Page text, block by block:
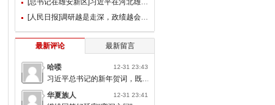
最新评论 最新留言
哈喽 12-31 23:43
习近平总书记的新年贺词，既充满温度，又饱含深情，太催人奋进了。
华夏族人
12-31 23:41